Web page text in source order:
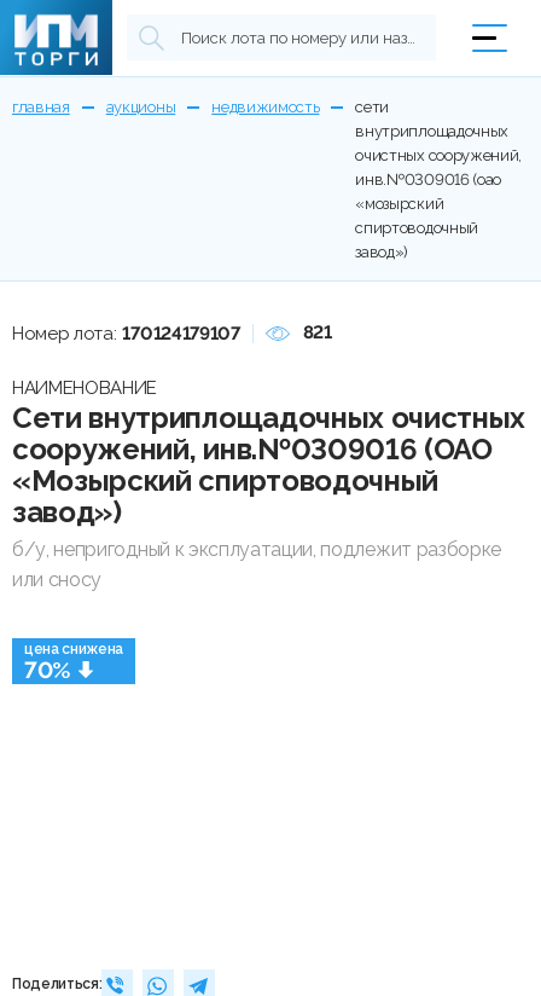
главная аукционы недвижимость
сети
внутриплощадочных
очистных сооружений,
инв.№0309016 (оао
«мозырский
спиртоводочный
завод»)
цена снижена
70%
Поделиться:
Номер лота: 170124179107 821
НАИМЕНОВАНИЕ
Сети внутриплощадочных очистных
сооружений, инв.№0309016 (ОАО
«Мозырский спиртоводочный
завод»)
б/у, непригодный к эксплуатации, подлежит разборке
или сносу